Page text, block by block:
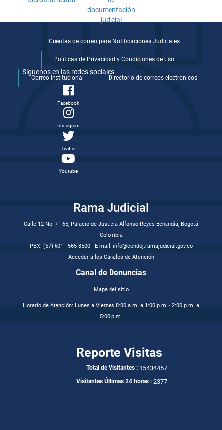
Cuentas de correo para Notificaciones Judiciales
Politicas de Privacidad y Condiciones de Uso
Correo Institucional Directorio de correos electrónicos
Síguenos en las redes sociales
Facebook
Instagram
Twitter
Youtube
Rama Judicial
Calle 12 No. 7 - 65, Palacio de Justicia Alfonso Reyes Echandía, Bogotá
Colombia
PBX: (57) 601 - 565 8500 - E-mail: info@cendoj.ramajudicial.gov.co
Acceder a los Canales de Atención
Canal de Denuncias
Mapa del sitio
Horario de Atención: Lunes a Viernes 8:00 a.m. a 1:00 p.m. - 2:00 p.m. a
5:00 p.m.
Reporte Visitas
Total de Visitantes : 15434457
Visitantes Últimas 24 horas : 2377